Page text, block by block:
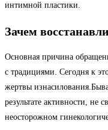
интимной пластики.
Зачем
Основная причина
с традициями. Сегодня к
жертвы
результате активности, не
неосторожном